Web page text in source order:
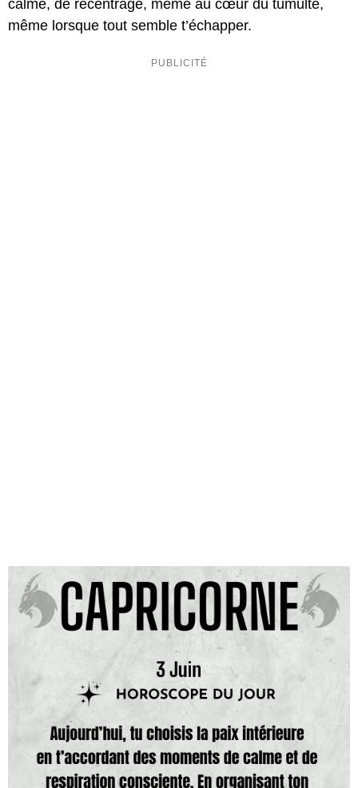
calme, de recentrage, même au cœur du tumulte,
même lorsque tout semble t’échapper.